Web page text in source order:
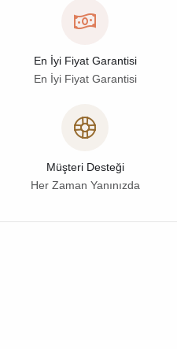
En İyi Fiyat Garantisi
En İyi Fiyat Garantisi
Müşteri Desteği
Her Zaman Yanınızda